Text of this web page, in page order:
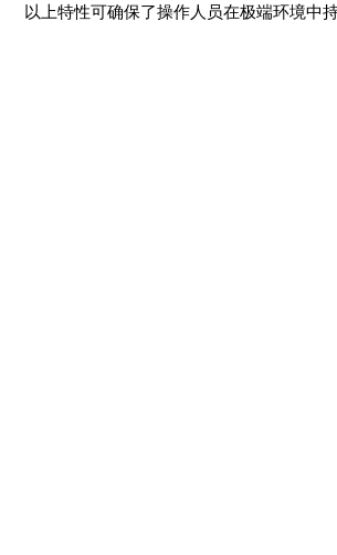
以上特性可确保了操作人员在极端环境中